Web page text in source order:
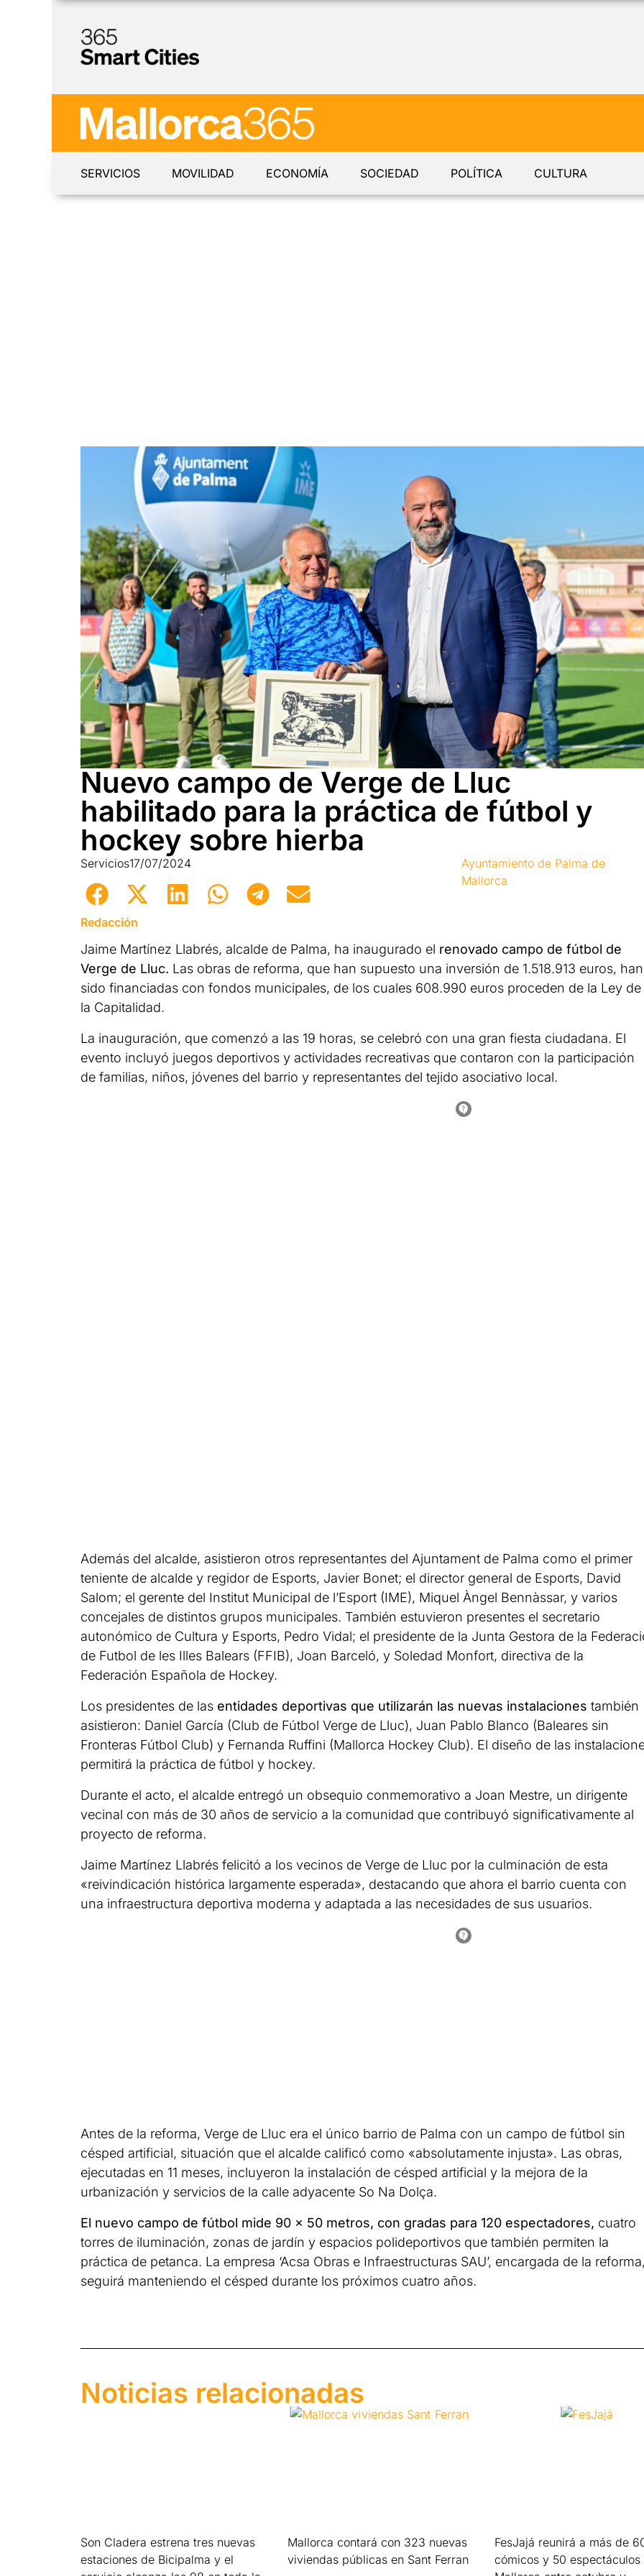
SERVICIOS MOVILIDAD ECONOMÍA SOCIEDAD POLÍTICA CULTURA
Nuevo campo de Verge de Lluc
habilitado para la práctica de fútbol y
hockey sobre hierba
Servicios17/07/2024
Ayuntamiento de Palma de
Mallorca
Redacción
Jaime Martínez Llabrés, alcalde de Palma, ha inaugurado el renovado campo de fútbol de
Verge de Lluc. Las obras de reforma, que han supuesto una inversión de 1.518.913 euros, han
sido financiadas con fondos municipales, de los cuales 608.990 euros proceden de la Ley de
la Capitalidad.
La inauguración, que comenzó a las 19 horas, se celebró con una gran fiesta ciudadana. El
evento incluyó juegos deportivos y actividades recreativas que contaron con la participación
de familias, niños, jóvenes del barrio y representantes del tejido asociativo local.
Además del alcalde, asistieron otros representantes del Ajuntament de Palma como el primer
teniente de alcalde y regidor de Esports, Javier Bonet; el director general de Esports, David
Salom; el gerente del Institut Municipal de l’Esport (IME), Miquel Àngel Bennàssar, y varios
concejales de distintos grupos municipales. También estuvieron presentes el secretario
autonómico de Cultura y Esports, Pedro Vidal; el presidente de la Junta Gestora de la
de Futbol de les Illes Balears (FFIB), Joan Barceló, y Soledad Monfort, directiva de la
Federación Española de Hockey.
Los presidentes de las entidades deportivas que utilizarán las nuevas instalaciones también
asistieron: Daniel García (Club de Fútbol Verge de Lluc), Juan Pablo Blanco (Baleares sin
Fronteras Fútbol Club) y Fernanda Ruffini (Mallorca Hockey Club). El diseño de las
permitirá la práctica de fútbol y hockey.
Durante el acto, el alcalde entregó un obsequio conmemorativo a Joan Mestre, un dirigente
vecinal con más de 30 años de servicio a la comunidad que contribuyó significativamente al
proyecto de reforma.
Jaime Martínez Llabrés felicitó a los vecinos de Verge de Lluc por la culminación de esta
«reivindicación histórica largamente esperada», destacando que ahora el barrio cuenta con
una infraestructura deportiva moderna y adaptada a las necesidades de sus usuarios.
Antes de la reforma, Verge de Lluc era el único barrio de Palma con un campo de fútbol sin
césped artificial, situación que el alcalde calificó como «absolutamente injusta». Las obras,
ejecutadas en 11 meses, incluyeron la instalación de césped artificial y la mejora de la
urbanización y servicios de la calle adyacente So Na Dolça.
El nuevo campo de fútbol mide 90 x 50 metros, con gradas para 120 espectadores, cuatro
torres de iluminación, zonas de jardín y espacios polideportivos que también permiten la
práctica de petanca. La empresa ‘Acsa Obras e Infraestructuras SAU’, encargada de la
seguirá manteniendo el césped durante los próximos cuatro años.
Noticias relacionadas
Son Cladera estrena tres nuevas
estaciones de Bicipalma y el
Mallorca contará con 323 nuevas
viviendas públicas en Sant Ferran
FesJajá reunirá a más de
cómicos y 50 espectáculos